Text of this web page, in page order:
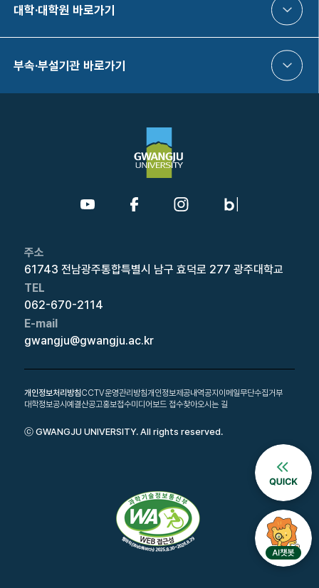
대학·대학원 바로가기
부속·부설기관 바로가기
주소
61743 전남광주통합특별시 남구 효덕로 277 광주대학교
TEL
062-670-2114
E-mail
gwangju@gwangju.ac.kr
개인정보처리방침CCTV운영관리방침개인정보제공내역공지이메일무단수집거부
대학정보공시예결산공고홍보접수미디어보드 접수찾아오시는 길
ⓒ GWANGJU UNIVERSITY. All rights reserved.